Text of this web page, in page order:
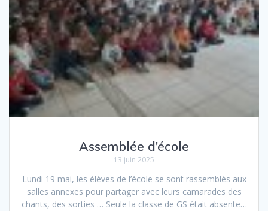
Assemblée d’école
13 juin 2025
Lundi 19 mai, les élèves de l’école se sont rassemblés aux
salles annexes pour partager avec leurs camarades des
chants, des sorties … Seule la classe de GS était absente…